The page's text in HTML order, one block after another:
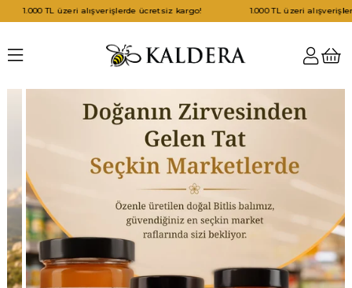
alışverişlerde ücretsiz kargo! 1.000 TL üzeri alışverişlerde ücretsiz